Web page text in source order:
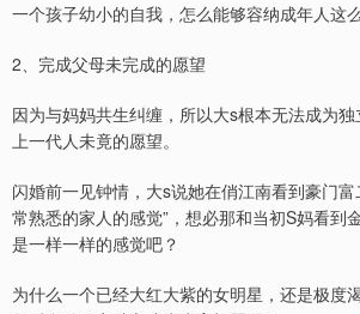
一个孩子幼小的自我，怎么能够容纳成年人这
2、完成父母未完成的愿望
因为与妈妈共生纠缠，所以大s根本无法成为
上一代人未竟的愿望。
闪婚前一见钟情，大s说她在俏江南看到豪门
常熟悉的家人的感觉”，想必那和当初S妈看到
是一样一样的感觉吧？
为什么一个已经大红大紫的女明星，还是极度